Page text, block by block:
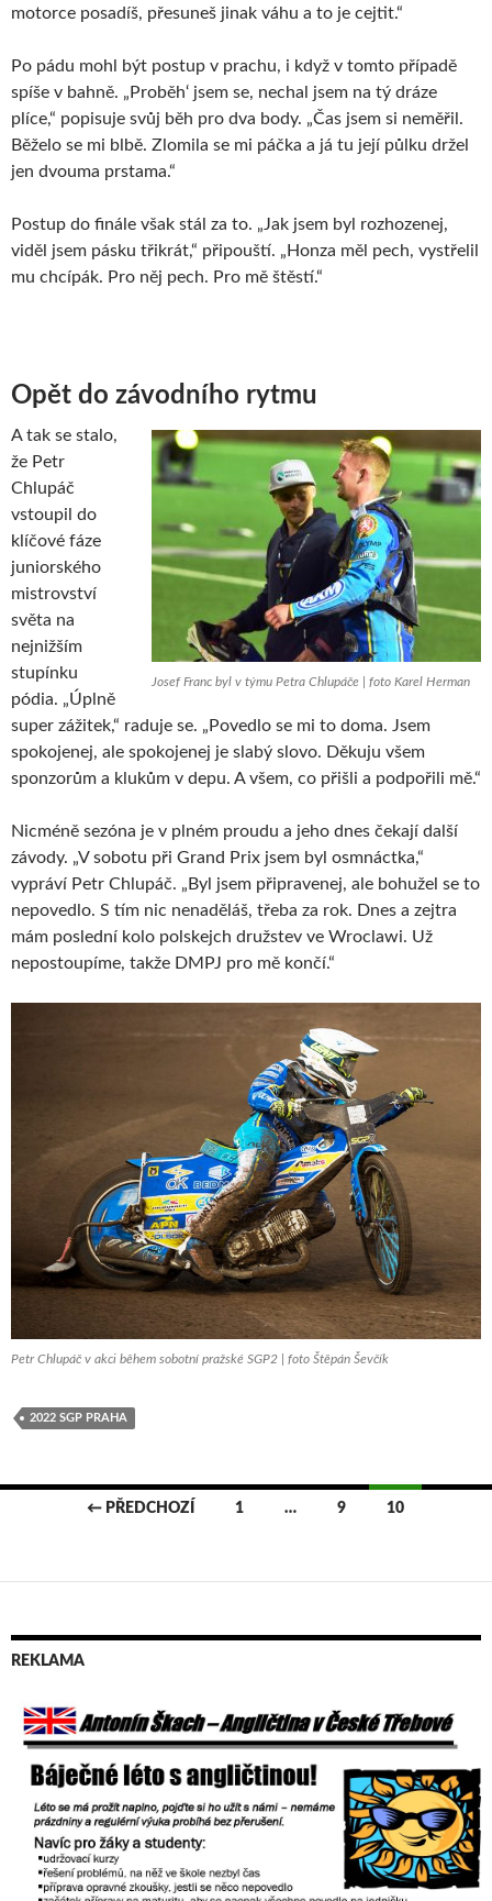
motorce posadíš, přesuneš jinak váhu a to je cejtit.“
Po pádu mohl být postup v prachu, i když v tomto případě
spíše v bahně. „Proběh‘ jsem se, nechal jsem na tý dráze
plíce,“ popisuje svůj běh pro dva body. „Čas jsem si neměřil.
Běželo se mi blbě. Zlomila se mi páčka a já tu její půlku držel
jen dvouma prstama.“
Postup do finále však stál za to. „Jak jsem byl rozhozenej,
viděl jsem pásku třikrát,“ připouští. „Honza měl pech, vystřelil
mu chcípák. Pro něj pech. Pro mě štěstí.“
Opět do závodního rytmu
Josef Franc byl v týmu Petra Chlupáče | foto Karel Herman
A tak se stalo,
že Petr
Chlupáč
vstoupil do
klíčové fáze
juniorského
mistrovství
světa na
nejnižším
stupínku
pódia. „Úplně
super zážitek,“ raduje se. „Povedlo se mi to doma. Jsem
spokojenej, ale spokojenej je slabý slovo. Děkuju všem
sponzorům a klukům v depu. A všem, co přišli a podpořili mě.“
Nicméně sezóna je v plném proudu a jeho dnes čekají další
závody. „V sobotu při Grand Prix jsem byl osmnáctka,“
vypráví Petr Chlupáč. „Byl jsem připravenej, ale bohužel se to
nepovedlo. S tím nic nenaděláš, třeba za rok. Dnes a zejtra
mám poslední kolo polskejch družstev ve Wroclawi. Už
nepostoupíme, takže DMPJ pro mě končí.“
Petr Chlupáč v akci během sobotní pražské SGP2 | foto Štěpán Ševčík
2022 SGP PRAHA
pro
← PŘEDCHOZÍ 1 … 9 10
REKLAMA